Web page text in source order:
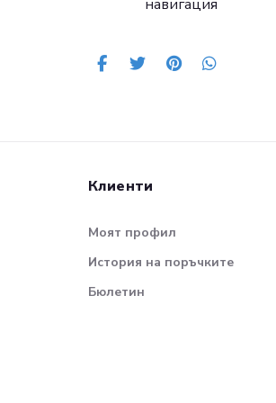
навигация
Клиенти
Моят профил
История на поръчките
Бюлетин